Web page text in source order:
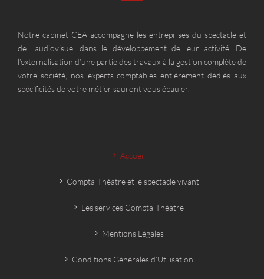
Notre cabinet CEA accompagne les entreprises du spectacle et
de l’audiovisuel dans le développement de leur activité. De
l’externalisation d’une partie des travaux à la gestion complète de
votre société, nos experts-comptables entièrement dédiés aux
spécificités de votre métier sauront vous épauler.
Accueil
Compta-Théatre et le spectacle vivant
Les services Compta-Théatre
Mentions Légales
Conditions Générales d’Utilisation